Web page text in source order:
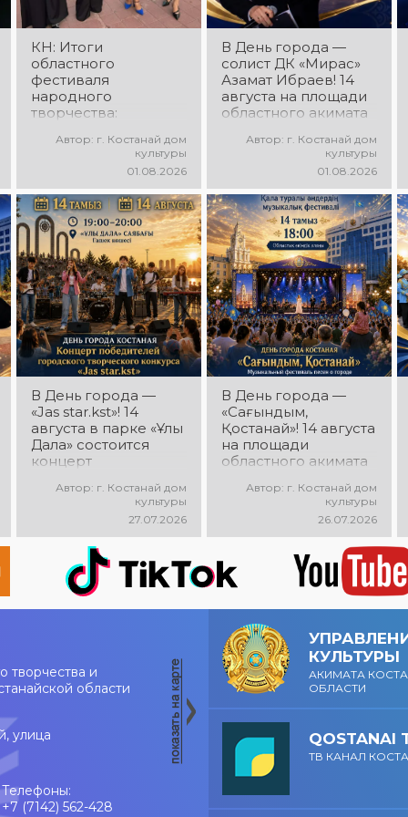
настроение!
праздничное
настроение!
КН: Итоги
областного
фестиваля
народного
творчества:
Автор: г. Костанай дом
культуры
01.08.2026
В День города —
солист ДК «Мирас»
Азамат Ибраев! 14
августа на площади
областного акимата
концертная
программа Азамата
Ибраева! Вас ждут
любимые песни,
яркое выступление,
мощная энергия и
праздничное
настроение!
Автор: г. Костанай дом
культуры
01.08.2026
В День города —
«Jas star.kst»! 14
августа в парке «Ұлы
Дала» состоится
концерт
городского
конкурса «Jas
star.kst»! Вас ждут
яркие выступления
молодых талантов,
современные песни,
мощная энергия и
Автор: г. Костанай дом
культуры
27.07.2026
В День города —
«Сағындым,
Қостанай»! 14 августа
на площади
областного акимата
музыкальный
фестиваль песен о
городе «Сағындым,
Қостанай»! Вас ждут
прекрасные песни о
родном городе,
яркие выступления и
праздничная
атмосфера!
Автор: г. Костанай дом
культуры
26.07.2026
творчества и
области
улица
Телефоны:
+7 (7142) 562-428
КУЛЬТУРЫ
АКИМАТА
ОБЛАСТИ
QOSTANAI
ТВ КАНАЛ